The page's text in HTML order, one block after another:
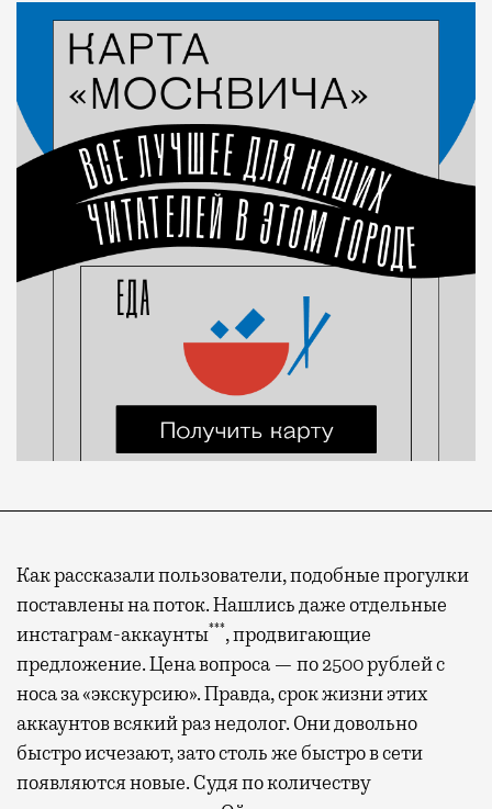
Как рассказали пользователи, подобные прогулки
поставлены на поток. Нашлись даже отдельные
инстаграм-аккаунты***, продвигающие
предложение. Цена вопроса — по 2500 рублей с
носа за «экскурсию». Правда, срок жизни этих
аккаунтов всякий раз недолог. Они довольно
быстро исчезают, зато столь же быстро в сети
появляются новые. Судя по количеству